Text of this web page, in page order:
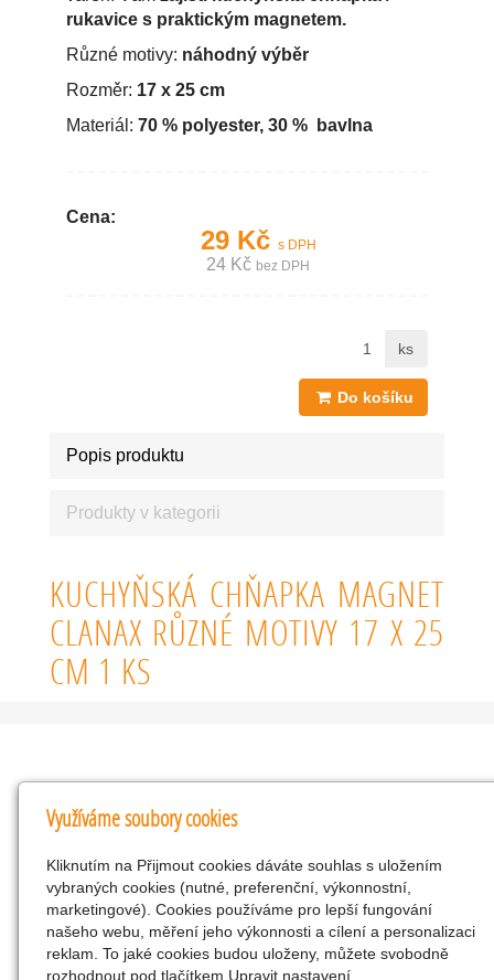
rukavice s praktickým magnetem.
Různé motivy: náhodný výběr
Rozměr: 17 x 25 cm
Materiál: 70 % polyester, 30 % bavlna
Cena:
29 Kč s DPH
24 Kč bez DPH
ks
Do košíku
Popis produktu
Produkty v kategorii
KUCHYŇSKÁ CHŇAPKA MAGNET
CLANAX RŮZNÉ MOTIVY 17 X 25
CM 1 KS
Kontakty
KNK obchodní společnost s r.o.
Komenského 127, Žacléř, 542 01 Číslo účtu:
286293602/0300
25298518
CZ25298518
Využíváme soubory cookies
Kliknutím na Přijmout cookies dáváte souhlas s uložením
vybraných cookies (nutné, preferenční, výkonnostní,
marketingové). Cookies používáme pro lepší fungování
našeho webu, měření jeho výkonnosti a cílení a personalizaci
reklam. To jaké cookies budou uloženy, můžete svobodně
rozhodnout pod tlačítkem Upravit nastavení.